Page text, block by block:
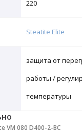
220
Steatite Elite
защита от
работы /
температуры
VM 080 D400-2-BC